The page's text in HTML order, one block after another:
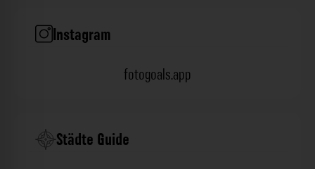
Instagram
fotogoals.app
Städte Guide